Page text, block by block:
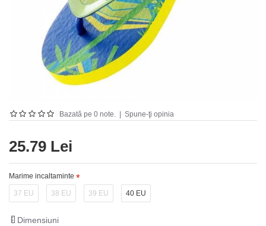
Bazată pe 0 note. Spune-ţi opinia
25.79 Lei
Marime incaltaminte
37 EU 38 EU 39 EU 40 EU
Dimensiuni